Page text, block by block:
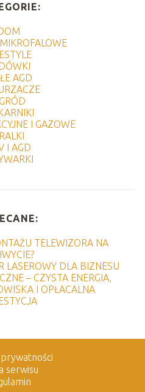
AGD
I GAZOWE
I AGD
TELEWIZORA NA
LASEROWY DLA BIZNESU
– CZYSTA ENERGIA,
I OPŁACALNA
serwisu